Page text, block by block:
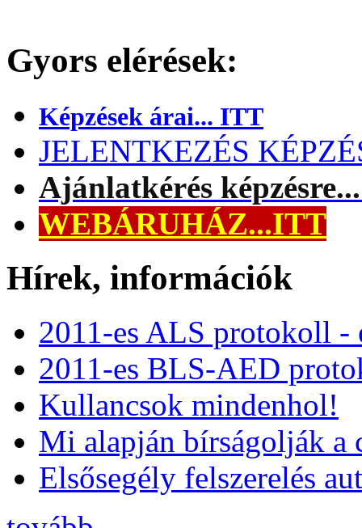
Gyors elérések:
Képzések árai... ITT
JELENTKEZÉS
Ajánlatkérés
WEBÁRUHÁZ...ITT
Hírek, információk
2011-es ALS protokoll -
2011-es BLS-AED
Kullancsok mindenhol!
Mi alapján bírságolják a
Elsősegély felszerelés